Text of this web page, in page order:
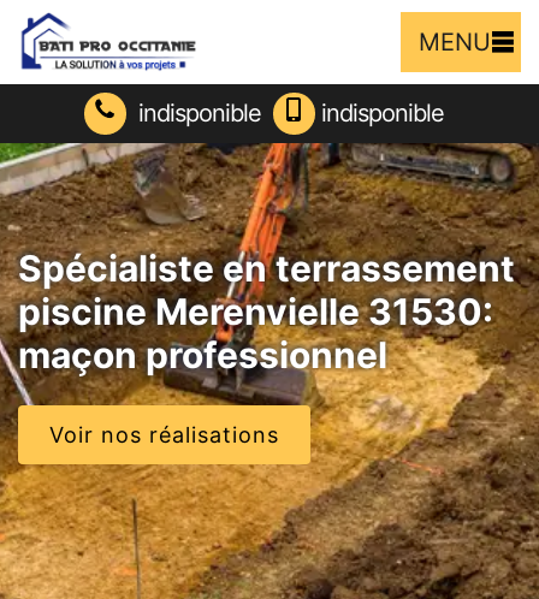
MENU
indisponible indisponible
Spécialiste en terrassement
piscine Merenvielle 31530:
maçon professionnel
Voir nos réalisations